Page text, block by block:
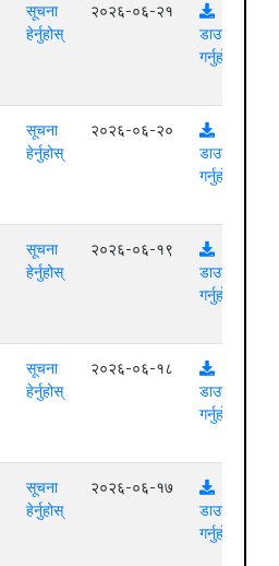
सूचना
हेर्नुहोस्
२०२६-०६-२१
डाउनलोड
गर्नुहोस्
सूचना
हेर्नुहोस्
२०२६-०६-२०
डाउनलोड
गर्नुहोस्
सूचना
हेर्नुहोस्
२०२६-०६-१९
डाउनलोड
गर्नुहोस्
सूचना
हेर्नुहोस्
२०२६-०६-१८
डाउनलोड
गर्नुहोस्
सूचना
हेर्नुहोस्
२०२६-०६-१७
डाउनलोड
गर्नुहोस्